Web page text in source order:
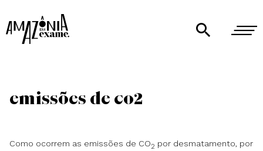
Emissões de CO2
Como ocorrem as emissões de CO2 por desmatamento, por